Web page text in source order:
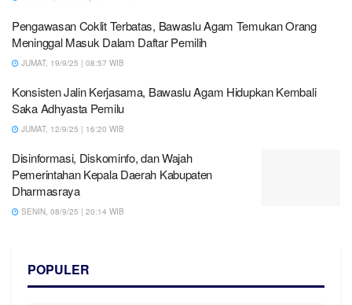
Pengawasan Coklit Terbatas, Bawaslu Agam Temukan Orang
Meninggal Masuk Dalam Daftar Pemilih
JUMAT, 19/9/25 | 08:57 WIB
Konsisten Jalin Kerjasama, Bawaslu Agam Hidupkan Kembali
Saka Adhyasta Pemilu
JUMAT, 12/9/25 | 16:20 WIB
Disinformasi, Diskominfo, dan Wajah
Pemerintahan Kepala Daerah Kabupaten
Dharmasraya
SENIN, 08/9/25 | 20:14 WIB
POPULER